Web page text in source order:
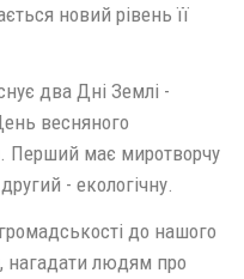
новий рівень її
два Дні Землі -
весняного
Перший має миротворчу
- екологічну.
до нашого
нагадати людям про